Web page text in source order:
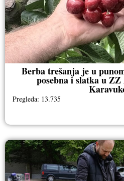
Berba trešanja je u
posebna i slatka u
Pregleda: 13.735